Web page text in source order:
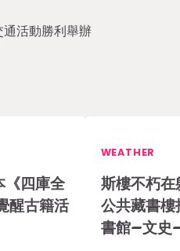
活動勝利舉辦
《四庫全
醒古籍活
WEATHER
斯樓不朽
公共藏書
書館–文史